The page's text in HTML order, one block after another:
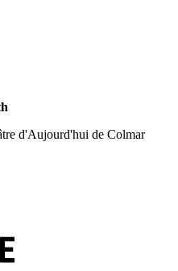
d'Aujourd'hui de Colmar